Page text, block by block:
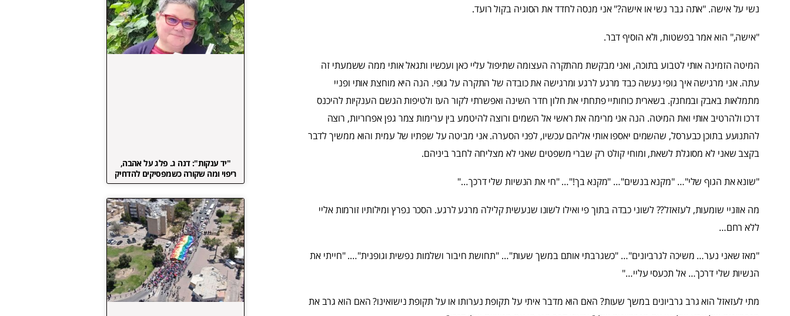
נשי על אישה. "אתה גבר נשי או אישה?" אני מנסה לחדד את הסוגיה בקול רועד.
"אישה," הוא אמר בפשטות, ולא הוסיף דבר.
המיטה הזמינה אותי לטבוע בתוכה, ואני מבקשת מהתקרה העצומה שתיפול עליי כאן ועכשיו ותגאל אותי ממה ששמעתי זה
עתה. אני מרגישה איך גופי נעשה כבד מרגע לרגע ומרגישה את כובדה של התקרה על גופי. הנה היא מוחצת אותי ופניי
מתמלאות באבק ובמחנק. בשארית כוחותיי פתחתי את חלון חדר השינה ואפשרתי לקור העז ולטיפות הגשם הענקיות להיכנס
דרכו ולהרטיב אותי ואת המיטה. הנה אני מרימה את ראשי אל השמים ורוצה להיטמע בין ערימות צמר גפן אפרוריות, רוצה
להתנועע בתוכן כבערסל, שהשמים יאספו אותי אליהם עכשיו, לפני הסערה. אני מביטה על שפתיו של עמית והוא ממשיך לדבר
בקצב שאני לא מסוגלת לשאת, ומוחי קולט רק שברי משפטים שאני לא מצליחה לחבר ביניהם.
"שונא את הגוף שלי"… "מקנא בנשים"… "מקנא בך!"… "חי את הנשיות שלי דרכך…"
מה אוזניי שומעות, לעזאזל?? לשוני כבדה בתוך פי ואילו לשונו שנעשית קלילה מרגע לרגע. הסכר נפרץ ומילותיו זורמות אליי
ללא רחם…
"מאז שאני נער… משיכה לגרביונים"… "כשגרבתי אותם במשך שעות"… "תחושת חיבור ושלמות נפשית וגופנית"…. "חייתי את
הנשיות שלי דרכך… אל תכעסי עליי…"
מתי לעזאזל הוא גרב גרביונים במשך שעות? האם הוא מדבר איתי על תקופת נערותו או על תקופת נישואינו? האם הוא גרב את
"יד ענקות": דנה ג. פלג על אהבה,
ריפוי ומה שקורה כשמפסיקים להדחיק